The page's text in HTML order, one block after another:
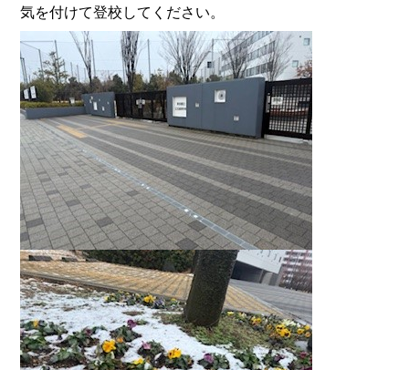
気を付けて登校してください。